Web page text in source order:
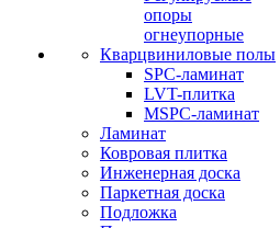
опоры
огнеупорные
Кварцвиниловые полы
SPC-ламинат
LVT-плитка
MSPC-ламинат
Ламинат
Ковровая плитка
Инженерная доска
Паркетная доска
Подложка